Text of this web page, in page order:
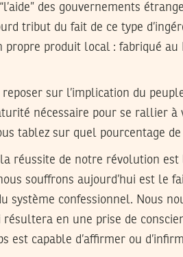
des gouvernements
tribut du fait de ce type
propre produit local : fabriqué
reposer sur l’implication du
nécessaire pour se rallier à
tablez sur quel pourcentage
réussite de notre révolution est
souffrons aujourd’hui est le
système confessionnel. Nous
en une prise de
est capable d’affirmer ou